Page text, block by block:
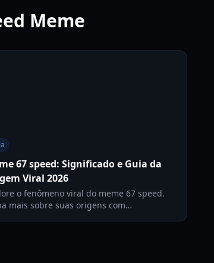
Meme
67 speed: Significado e Guia da
Viral 2026
o fenômeno viral do meme 67 speed.
mais sobre suas origens com